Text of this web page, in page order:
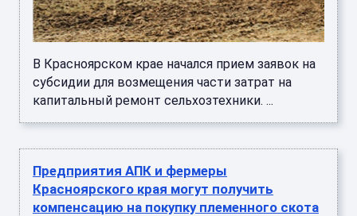
В Красноярском крае начался прием заявок на
субсидии для возмещения части затрат на
капитальный ремонт сельхозтехники. ...
Предприятия АПК и фермеры
Красноярского края могут получить
компенсацию на покупку племенного скота